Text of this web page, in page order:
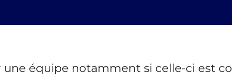
une équipe notamment si celle-ci est